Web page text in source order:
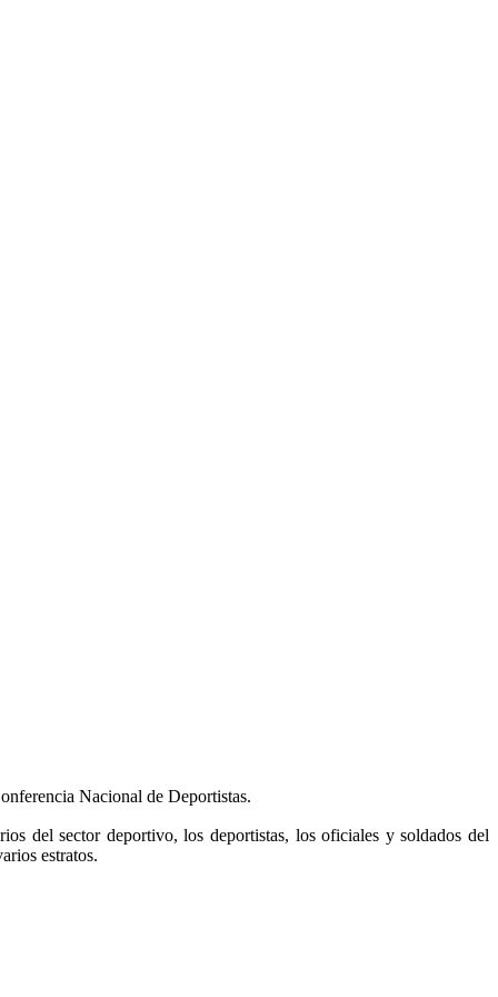
Nacional de Deportistas.
del sector deportivo, los deportistas, los oficiales y soldados del
estratos.